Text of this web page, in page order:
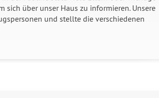
sich über unser Haus zu informieren. Unsere
und stellte die verschiedenen